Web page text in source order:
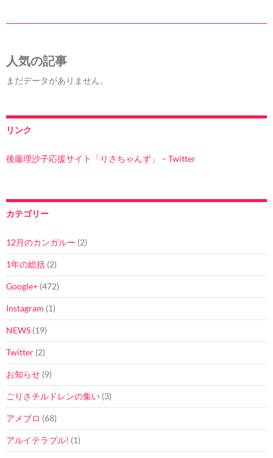
人気の記事
まだデータがありません。
リンク
後藤理沙子応援サイト「りさちゃんず」 – Twitter
カテゴリー
12月のカンガルー (2)
1年の総括 (2)
Google+ (472)
Instagram (1)
NEWS (19)
Twitter (2)
お知らせ (9)
ごりさチルドレンの集い (3)
アメブロ (68)
アルイテラブル! (1)